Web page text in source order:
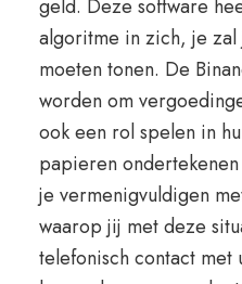
geld. Deze software
algoritme in zich, je
moeten tonen. De
worden om
ook een rol spelen in
papieren
je vermenigvuldigen
waarop jij met deze
telefonisch contact met